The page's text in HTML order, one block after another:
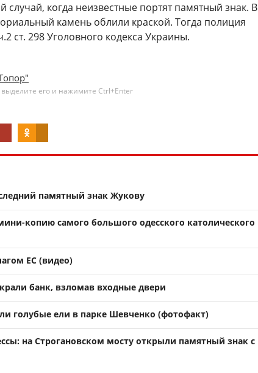
случай, когда неизвестные портят памятный знак. В
камень облили краской. Тогда полиция
ст. 298 Уголовного кодекса Украины.
его и нажимите Ctrl+Enter
памятный знак Жукову
копию самого большого одесского католического
ЕС (видео)
банк, взломав входные двери
голубые ели в парке Шевченко (фотофакт)
на Строгановском мосту открыли памятный знак с